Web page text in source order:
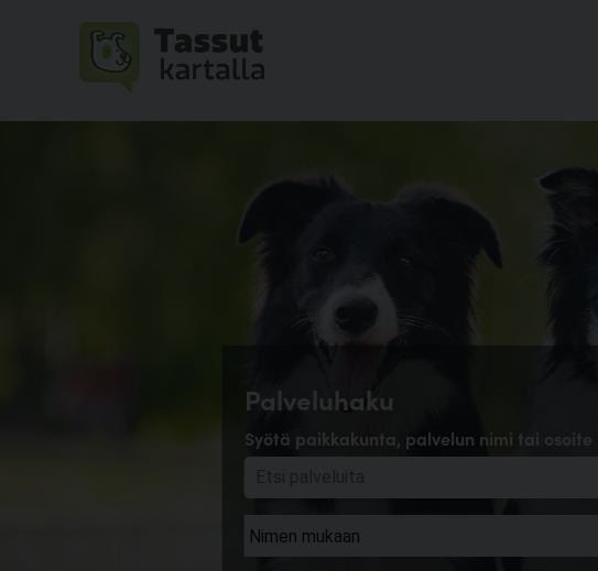
Palveluhaku
Syötä paikkakunta, palvelun nimi tai osoite